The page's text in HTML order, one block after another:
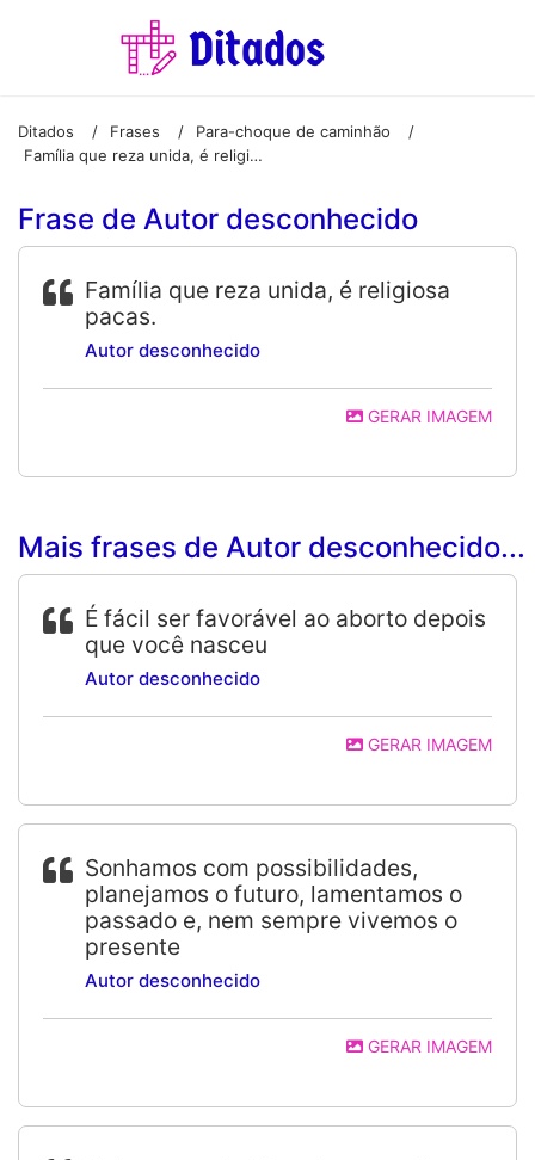
Ditados / Frases / Para-choque de caminhão
/
Família que reza unida, é religiosa pacas.
Frase de Autor desconhecido
Família que reza unida, é religiosa
pacas.
Autor desconhecido
GERAR IMAGEM
Mais frases de Autor desconhecido...
É fácil ser favorável ao aborto depois
que você nasceu
Autor desconhecido
GERAR IMAGEM
Sonhamos com possibilidades,
planejamos o futuro, lamentamos o
passado e, nem sempre vivemos o
presente
Autor desconhecido
GERAR IMAGEM